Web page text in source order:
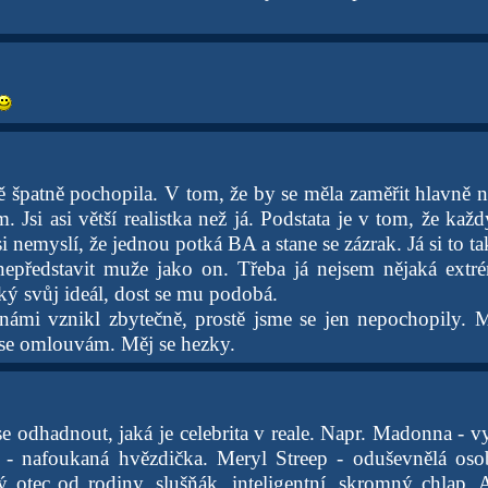
špatně pochopila. V tom, že by se měla zaměřit hlavně
Jsi asi větší realistka než já. Podstata je v tom, že
nemyslí, že jednou potká BA a stane se zázrak. Já si to
muže jako on. Třeba já nejsem nějaká
svůj ideál, dost se mu podobá.
vznikl zbytečně, prostě jsme se jen nepochopily.
omlouvám. Měj se hezky.
odhadnout, jaká je celebrita v reale. Napr. Madonna -
- nafoukaná hvězdička. Meryl Streep - oduševnělá
otec od rodiny, slušňák, inteligentní, skromný chlap.